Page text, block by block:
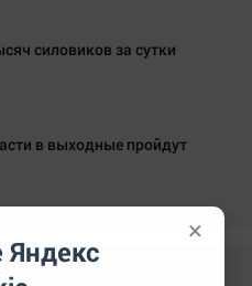
силовиков за сутки
в выходные пройдут
×
Яндекс